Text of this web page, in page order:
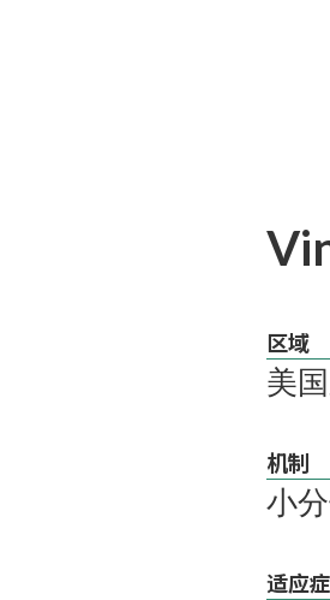
区域
美
机制
小
适应症